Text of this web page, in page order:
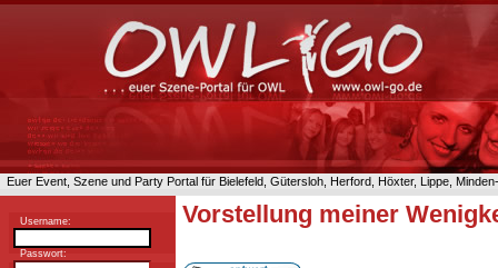
Euer Event, Szene und Party Portal für Bielefeld, Gütersloh, Herford, Höxter, Lippe,
Username:
Passwort:
Vorstellung meiner